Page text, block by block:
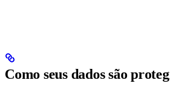
Como seus dados são